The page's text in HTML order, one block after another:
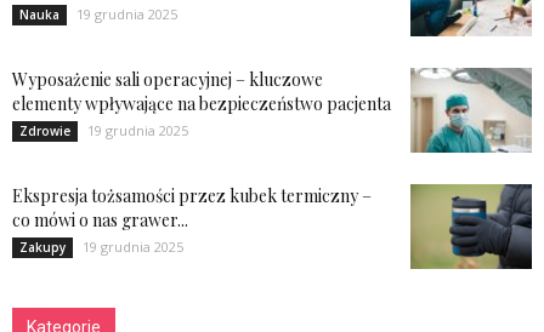
Nauka 19 grudnia 2025
Wyposażenie sali operacyjnej – kluczowe
elementy wpływające na bezpieczeństwo pacjenta
Zdrowie 19 grudnia 2025
Ekspresja tożsamości przez kubek termiczny –
co mówi o nas grawer...
Zakupy 19 grudnia 2025
Kategorie